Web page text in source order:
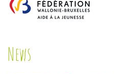
News